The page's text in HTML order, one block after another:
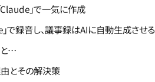
」で一気に作成
で録音し、議事録はAIに自動生成させる
と…
とその解決策